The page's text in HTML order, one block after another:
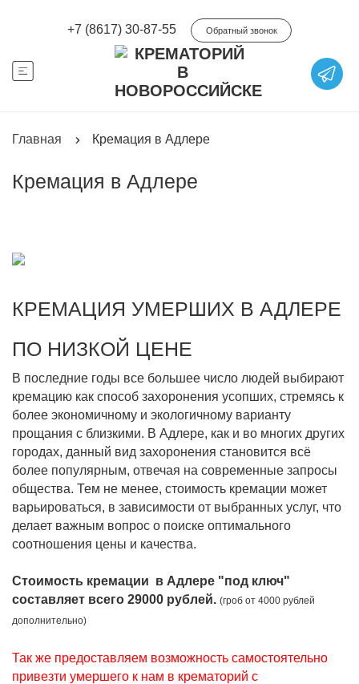
+7 (8617) 30-87-55 Обратный звонок
Главная Кремация в Адлере
Кремация в Адлере
КРЕМАЦИЯ УМЕРШИХ В АДЛЕРЕ
ПО НИЗКОЙ ЦЕНЕ
В последние годы все большее число людей выбирают
кремацию как способ захоронения усопших, стремясь к
более экономичному и экологичному варианту
прощания с близкими. В Адлере, как и во многих других
городах, данный вид захоронения становится всё
более популярным, отвечая на современные запросы
общества. Тем не менее, стоимость кремации может
варьироваться, в зависимости от выбранных услуг, что
делает важным вопрос о поиске оптимального
соотношения цены и качества.
Стоимость кремации в Адлере "под ключ"
составляет всего 29000 рублей. (гроб от 4000 рублей
дополнительно)
Так же предоставляем возможность самостоятельно
привезти умершего к нам в крематорий с